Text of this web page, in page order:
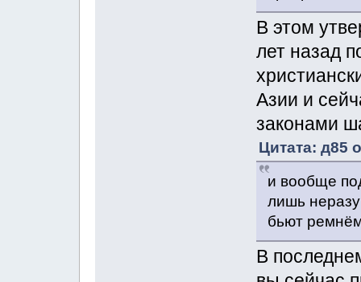
В этом
лет назад
Азии и
законами
Цитата: д85
и вообще
лишь
бьют
В